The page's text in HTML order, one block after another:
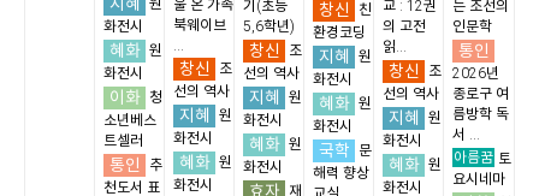
원
화전시
혜화 원
화전시
이화
청
소년베스
트셀러
통인
추
천도서 표
울 온 가족
북웨이브
...
창신
조
선의 역사
지혜
원
화전시
혜화 원
화전시
기(초등
5,6학년)
창신
조
선의 역사
지혜
원
화전시
혜화 원
화전시
효자
재
창신
친
환경코딩
지혜
원
화전시
혜화 원
화전시
국학
문
해력 향상
교 : 12권
의 고전
읽...
창신
조
선의 역사
지혜
원
화전시
혜화 원
화전시
는 조선의
인문학
통인
2026년
종로구 여
름방학 독
서 ...
아름꿈 토
요시네마